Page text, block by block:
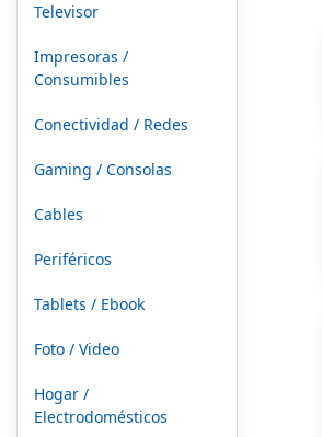
Televisor
Impresoras /
Consumibles
Conectividad / Redes
Gaming / Consolas
Cables
Periféricos
Tablets / Ebook
Foto / Video
Hogar /
Electrodomésticos